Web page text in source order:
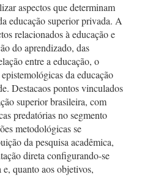
aspectos que determinam
educação superior privada. A
relacionados à educação e
do aprendizado, das
entre a educação, o
da educação
Destacaos pontos vinculados
superior brasileira, com
predatórias no segmento
metodológicas se
da pesquisa acadêmica,
direta configurando-se
quanto aos objetivos,